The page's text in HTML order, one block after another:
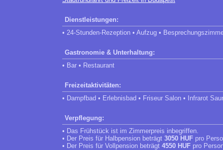
Dienstleistungen:
• 24-Stunden-Rezeption • Aufzug •
Gastronomie & Unterhaltung:
• Bar • Restaurant
Freizeitaktivitäten:
• Dampfbad • Erlebnisbad • Friseur Salon • Infrarot
Verpflegung:
• Das Frühstück ist im Zimmerpreis inbegriffen.
• Der Preis für Halbpension beträgt 3050 HUF pro
• Der Preis für Vollpension beträgt 4550 HUF pro